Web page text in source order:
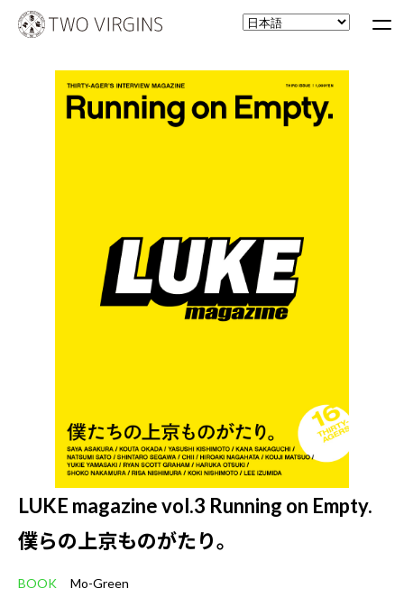
LUKE magazine vol.3 Running on Empty.
僕らの上京ものがたり。
BOOK Mo-Green